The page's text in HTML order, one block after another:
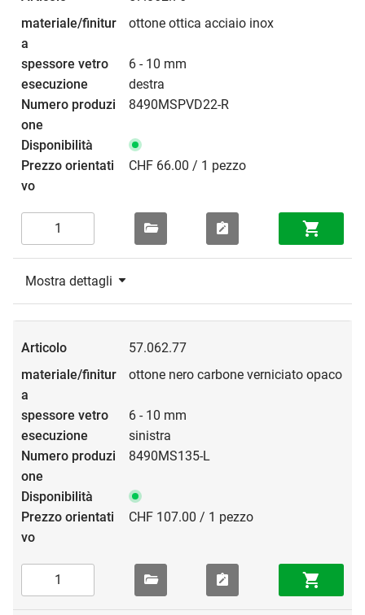
ottone ottica acciaio inox
6 - 10 mm
destra
8490MSPVD22-R
CHF 66.00 / 1 pezzo
Mostra dettagli
57.062.77
ottone nero carbone verniciato opaco
6 - 10 mm
sinistra
8490MS135-L
CHF 107.00 / 1 pezzo